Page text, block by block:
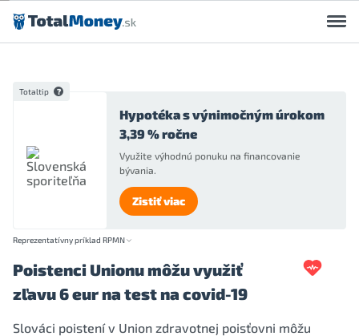
Preskočiť na obsah
Totaltip
Hypotéka s výnimočným úrokom
3,39 % ročne
Využite výhodnú ponuku na financovanie
bývania.
Zistiť viac
Reprezentatívny príklad RPMN
Poistenci Unionu môžu využiť
zľavu 6 eur na test na covid-19
Slováci poistení v Union zdravotnej poisťovni môžu